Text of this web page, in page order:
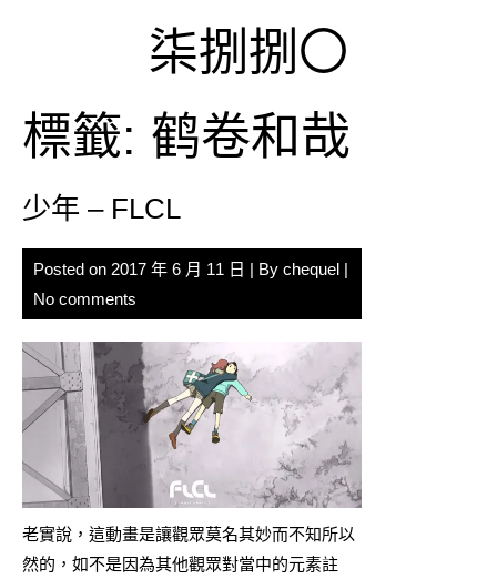
柒捌捌〇
標籤: 鹤卷和哉
少年 – FLCL
Posted on 2017 年 6 月 11 日 | By chequel |
No comments
老實說，這動畫是讓觀眾莫名其妙而不知所以
然的，如不是因為其他觀眾對當中的元素註